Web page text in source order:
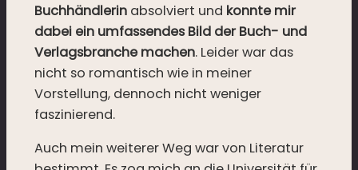
Buchhändlerinabsolviert und konnte mir
dabei ein umfassendes Bild der Buch- und
Verlagsbranche machen. Leider war das
nicht so romantisch wie in meiner
Vorstellung, dennoch nicht weniger
faszinierend.
Auch mein weiterer Weg war von Literatur